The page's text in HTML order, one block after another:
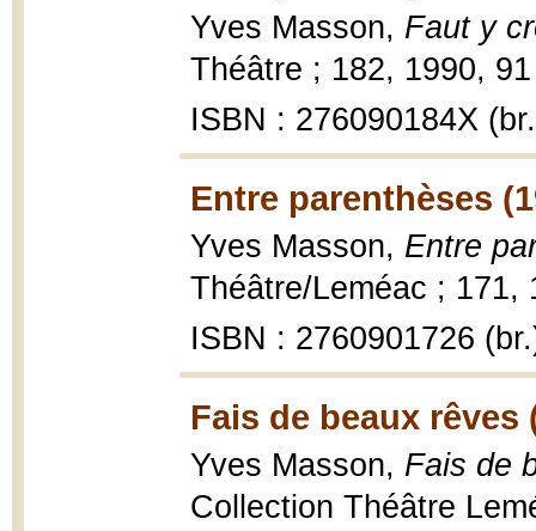
Yves Masson, Faut y
Théâtre ; 182, 1990,
ISBN : 276090184X
Entre parenthèses
Yves Masson, Entre
Théâtre/Leméac ; 171,
ISBN : 2760901726
Fais de beaux rêves
Yves Masson, Fais de
Collection Théâtre